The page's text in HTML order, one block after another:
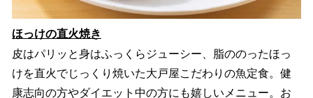
ほっけの直火焼き
皮はパリッと身はふっくらジューシー、脂ののったほっ
けを直火でじっくり焼いた大戸屋こだわりの魚定食。健
康志向の方やダイエット中の方にも嬉しいメニュー。お